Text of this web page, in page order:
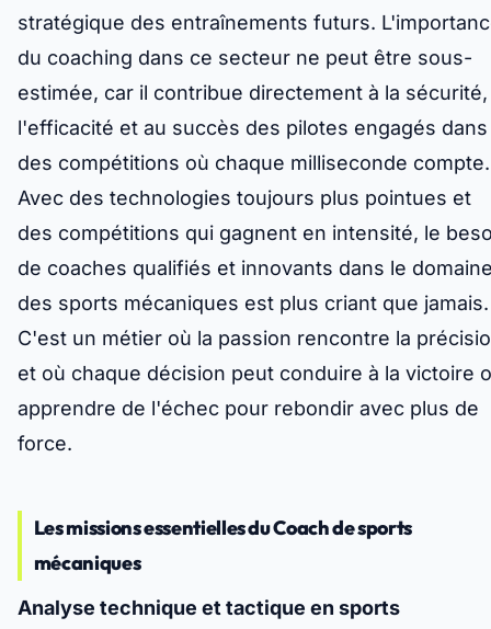
stratégique des entraînements futurs.
du coaching dans ce secteur ne peut être sous-
estimée, car il contribue directement à la sécurité,
l'efficacité et au succès des pilotes engagés dans
des compétitions où chaque milliseconde compte.
Avec des technologies toujours plus pointues et
des compétitions qui gagnent en intensité, le
de coaches qualifiés et innovants dans le
des sports mécaniques est plus criant que jamais.
C'est un métier où la passion rencontre la
et où chaque décision peut conduire à la victoire
apprendre de l'échec pour rebondir avec plus de
force.
Les missions essentielles du Coach de sports
mécaniques
Analyse technique et tactique en sports